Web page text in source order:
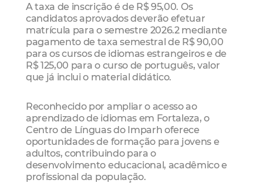
A taxa de inscrição é de R$ 95,00. Os
candidatos aprovados deverão efetuar
matrícula para o semestre 2026.2 mediante
pagamento de taxa semestral de R$ 90,00
para os cursos de idiomas estrangeiros e de
R$ 125,00 para o curso de português, valor
que já inclui o material didático.
Reconhecido por ampliar o acesso ao
aprendizado de idiomas em Fortaleza, o
Centro de Línguas do Imparh oferece
oportunidades de formação para jovens e
adultos, contribuindo para o
desenvolvimento educacional, acadêmico e
profissional da população.